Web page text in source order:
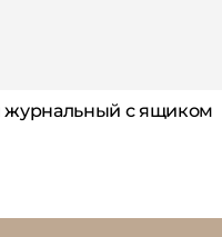
журнальный с ящиком